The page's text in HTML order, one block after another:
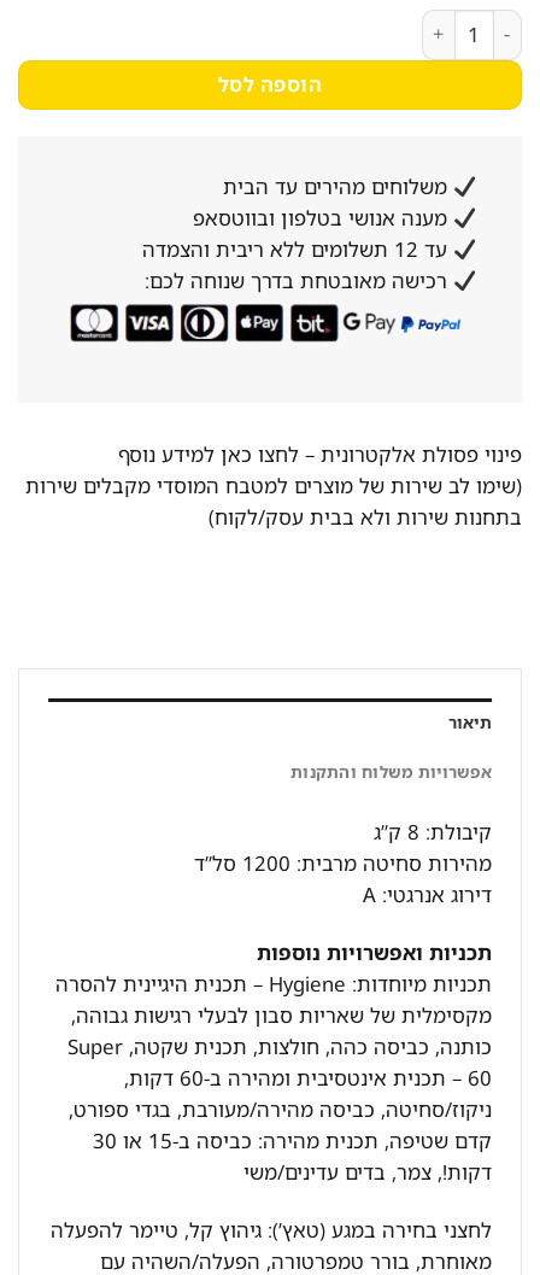
כמות של מכונת כביסה פתח חזית קונסטרוקטה CWF12W47IL
הוספה לסל
משלוחים מהירים עד הבית
מענה אנושי בטלפון ובווטסאפ
עד 12 תשלומים ללא ריבית והצמדה
רכישה מאובטחת בדרך שנוחה לכם:
פינוי פסולת אלקטרונית –לחצו כאן למידע נוסף
(שימו לב שירות של מוצרים למטבח המוסדי מקבלים שירות
בתחנות שירות ולא בבית עסק/לקוח)
תיאור
אפשרויות משלוח והתקנות
קיבולת: 8 ק”ג
מהירות סחיטה מרבית: 1200 סל”ד
דירוג אנרגטי: A
תכניות ואפשרויות נוספות
תכניות מיוחדות: Hygiene – תכנית היגיינית להסרה
מקסימלית של שאריות סבון לבעלי רגישות גבוהה,
כותנה, כביסה כהה, חולצות, תכנית שקטה, Super
60 – תכנית אינטסיבית ומהירה ב-60 דקות,
ניקוז/סחיטה, כביסה מהירה/מעורבת, בגדי ספורט,
קדם שטיפה, תכנית מהירה: כביסה ב-15 או 30
דקות!, צמר, בדים עדינים/משי
לחצני בחירה במגע (טאץ’): גיהוץ קל, טיימר להפעלה
מאוחרת, בורר טמפרטורה, הפעלה/השהיה עם